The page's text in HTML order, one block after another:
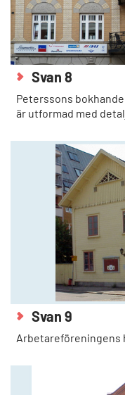
Svan 8
Peterssons
är utformad med
Svan 9
Arbetareföreningens